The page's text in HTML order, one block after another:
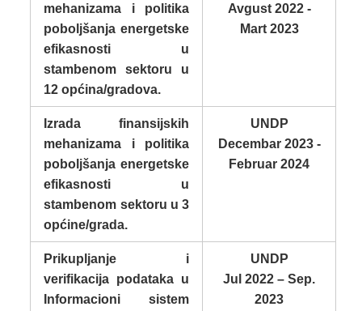
mehanizama i politika
poboljšanja energetske
efikasnosti u
stambenom sektoru u
12 općina/gradova.
Avgust 2022 -
Mart 2023
Izrada finansijskih
mehanizama i politika
poboljšanja energetske
efikasnosti u
stambenom sektoru u 3
općine/grada.
UNDP
Decembar 2023 -
Februar 2024
Prikupljanje i
verifikacija podataka u
Informacioni sistem
UNDP
Jul 2022 – Sep.
2023